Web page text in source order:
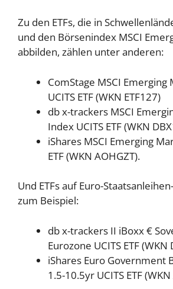
Zu den ETFs, die in
und den Börsenindex MSCI
abbilden, zählen unter anderen:
ComStage MSCI Emerging
UCITS ETF (WKN ETF127)
db x-trackers MSCI
Index UCITS ETF (WKN
iShares MSCI Emerging
ETF (WKN AOHGZT).
Und ETFs auf Euro-
zum Beispiel:
db x-trackers II iBoxx €
Eurozone UCITS ETF (WKN
iShares Euro Government
1.5-10.5yr UCITS ETF